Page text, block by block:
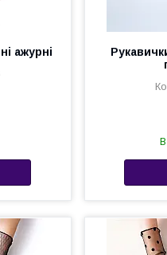
ажурні
В